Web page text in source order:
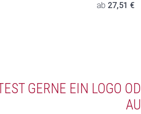
ab 27,51 €
GERNE EIN LOGO